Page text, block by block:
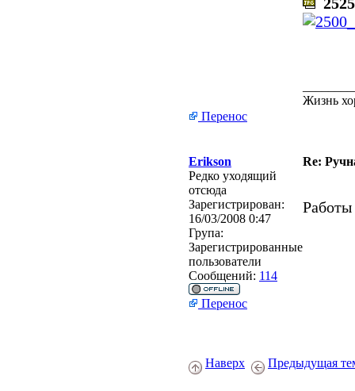
Жизнь
Перенос
Erikson
Re:
Редко уходящий
отсюда
Зарегистрирован:
16/03/2008 0:47
Група:
Зарегистрированные
пользователи
Сообщений: 114
Перенос
Наверх Предыдущая